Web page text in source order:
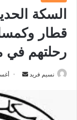
السكة
قطار
رحلتهم في
نسيم فريد
س
ل